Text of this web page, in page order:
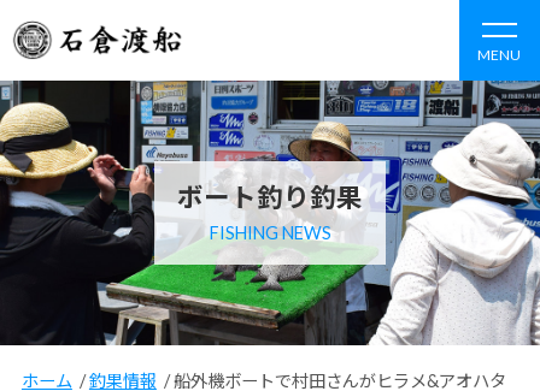
MENU
ボート釣り釣果
FISHING NEWS
ホーム /釣果情報 /船外機ボートで村田さんがヒラメ&アオハタ